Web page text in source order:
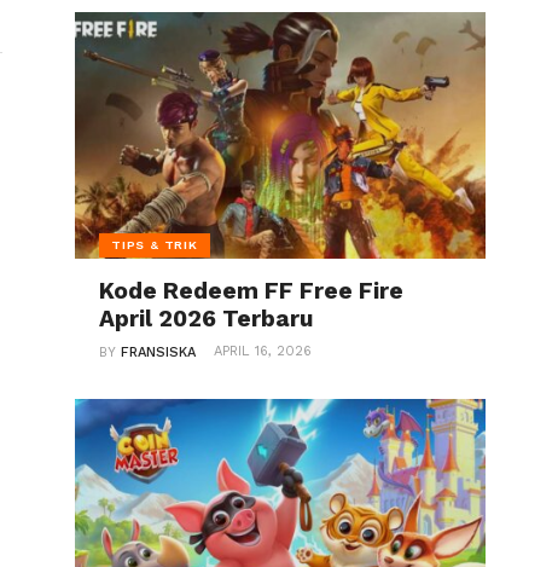
TIPS & TRIK
Kode Redeem FF Free Fire
April 2026 Terbaru
BYFRANSISKA APRIL 16, 2026